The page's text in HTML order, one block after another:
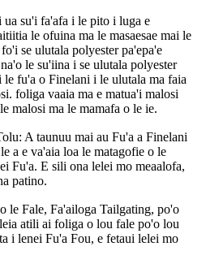
su'i fa'afa i le pito i luga e
le ofuina ma le masaesae mai le
se ulutala polyester pa'epa'e
le su'iina i se ulutala polyester
le fu'a o Finelani i le ulutala ma faia
foliga vaaia ma e matua'i malosi
malosi ma le mamafa o le ie.
A taunuu mai au Fu'a a Finelani
a e va'aia loa le matagofie o le
Fu'a. E sili ona lelei mo meaalofa,
patino.
le Fale, Fa'ailoga Tailgating, po'o
atili ai foliga o lou fale po'o lou
i lenei Fu'a Fou, e fetaui lelei mo